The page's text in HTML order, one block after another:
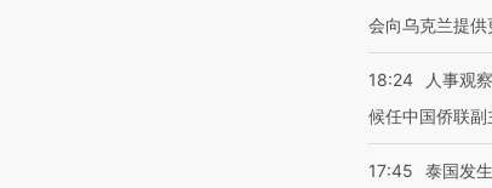
会向乌克兰提供
18:24
人事观
候任中国侨联副
17:45
泰国发